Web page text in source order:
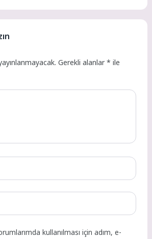
Gerekli alanlar* ile
kullanılması için adım, e-